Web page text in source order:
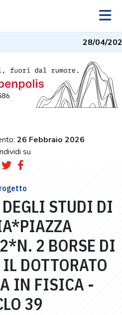
28/04/
26 Febbraio 2026
su
STUDI DI
2 BORSE DI
DOTTORATO
IN FISICA -
39